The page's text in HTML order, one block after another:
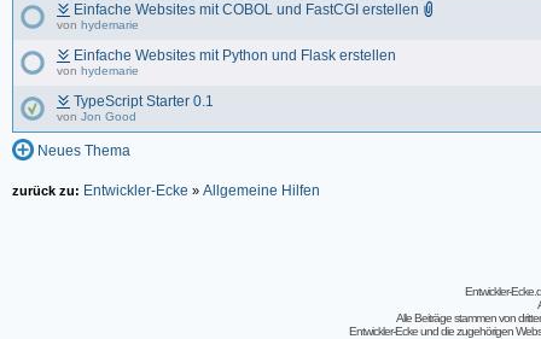
Einfache Websites mit COBOL und FastCGI erstellen
von hydemarie
Einfache Websites mit Python und Flask erstellen
von hydemarie
TypeScript Starter 0.1
von Jon Good
Neues Thema
zurück zu: Entwickler-Ecke » Allgemeine Hilfen
Entwickler-
Alle Beiträge stammen von
Entwickler-Ecke und die zugehörigen